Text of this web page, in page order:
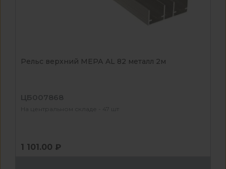
Рельс верхний МЕРА AL 82 металл 2м
ЦБ007868
На центральном складе - 47 шт
1 101.00 ₽